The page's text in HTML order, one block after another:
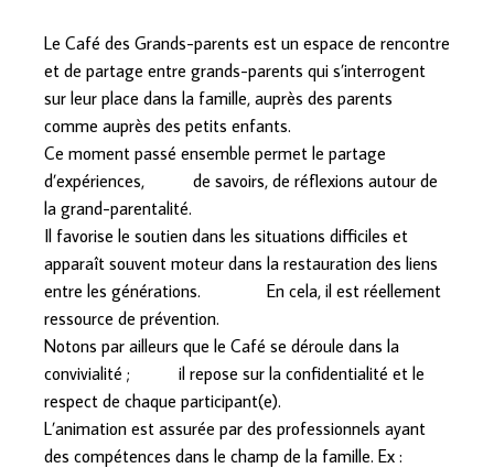
Le Café des Grands-parents est un espace de rencontre
et de partage entre grands-parents qui s’interrogent
sur leur place dans la famille, auprès des parents
comme auprès des petits enfants.
Ce moment passé ensemble permet le partage
d’expériences, de savoirs, de réflexions autour de
la grand-parentalité.
Il favorise le soutien dans les situations difficiles et
apparaît souvent moteur dans la restauration des liens
entre les générations. En cela, il est réellement
ressource de prévention.
Notons par ailleurs que le Café se déroule dans la
convivialité ; il repose sur la confidentialité et le
respect de chaque participant(e).
L’animation est assurée par des professionnels ayant
des compétences dans le champ de la famille. Ex :